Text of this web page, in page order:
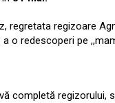
regretata regizoare
redescoperi pe
completă